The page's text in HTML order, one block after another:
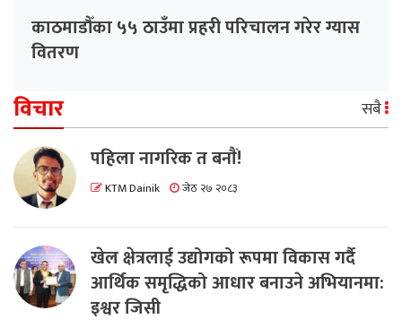
काठमाडौँका ५५ ठाउँमा प्रहरी परिचालन गरेर ग्यास
वितरण
विचार सबै
पहिला नागरिक त बनाैं!
KTM Dainik जेठ २७ २०८३
खेल क्षेत्रलाई उद्योगको रूपमा विकास गर्दै
आर्थिक समृद्धिको आधार बनाउने अभियानमा:
इश्वर जिसी